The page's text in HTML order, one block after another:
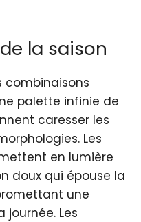
la saison
combinaisons
palette infinie de
caresser les
Les
en lumière
doux qui épouse la
une
Les